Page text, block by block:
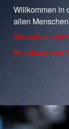
Willkommen in
allen
Wir sehen und
Ihr ddbagentur